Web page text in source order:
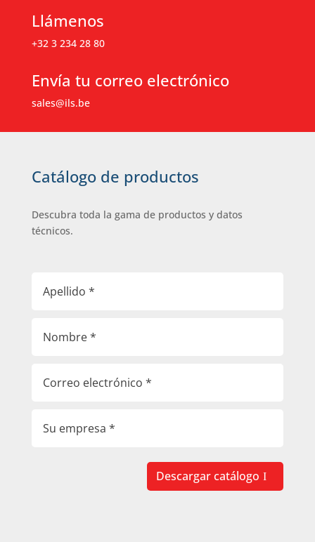
Llámenos
+32 3 234 28 80
Envía tu correo electrónico
sales@ils.be
Catálogo de productos
Descubra toda la gama de productos y datos
técnicos.
Descargar catálogo